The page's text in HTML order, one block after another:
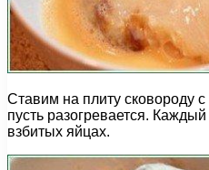
Ставим на плиту сковороду
пусть разогревается.
взбитых яйцах.